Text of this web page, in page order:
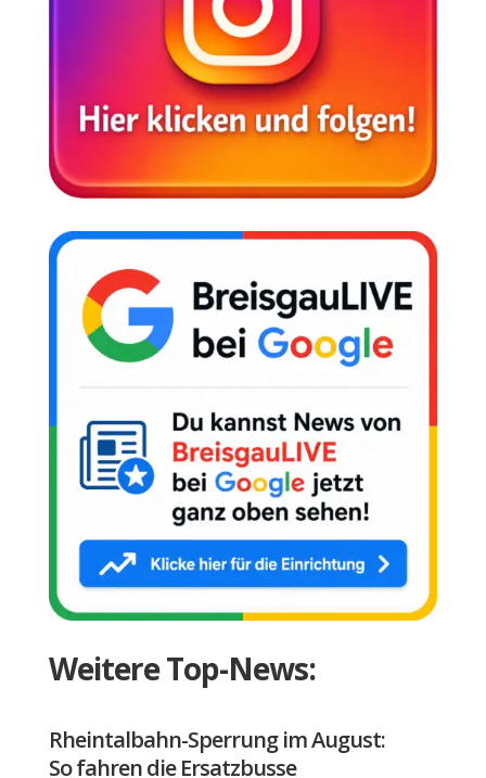
Weitere Top-News:
Rheintalbahn-Sperrung im August:
So fahren die Ersatzbusse